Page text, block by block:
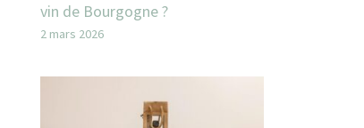
vin de Bourgogne ?
2 mars 2026